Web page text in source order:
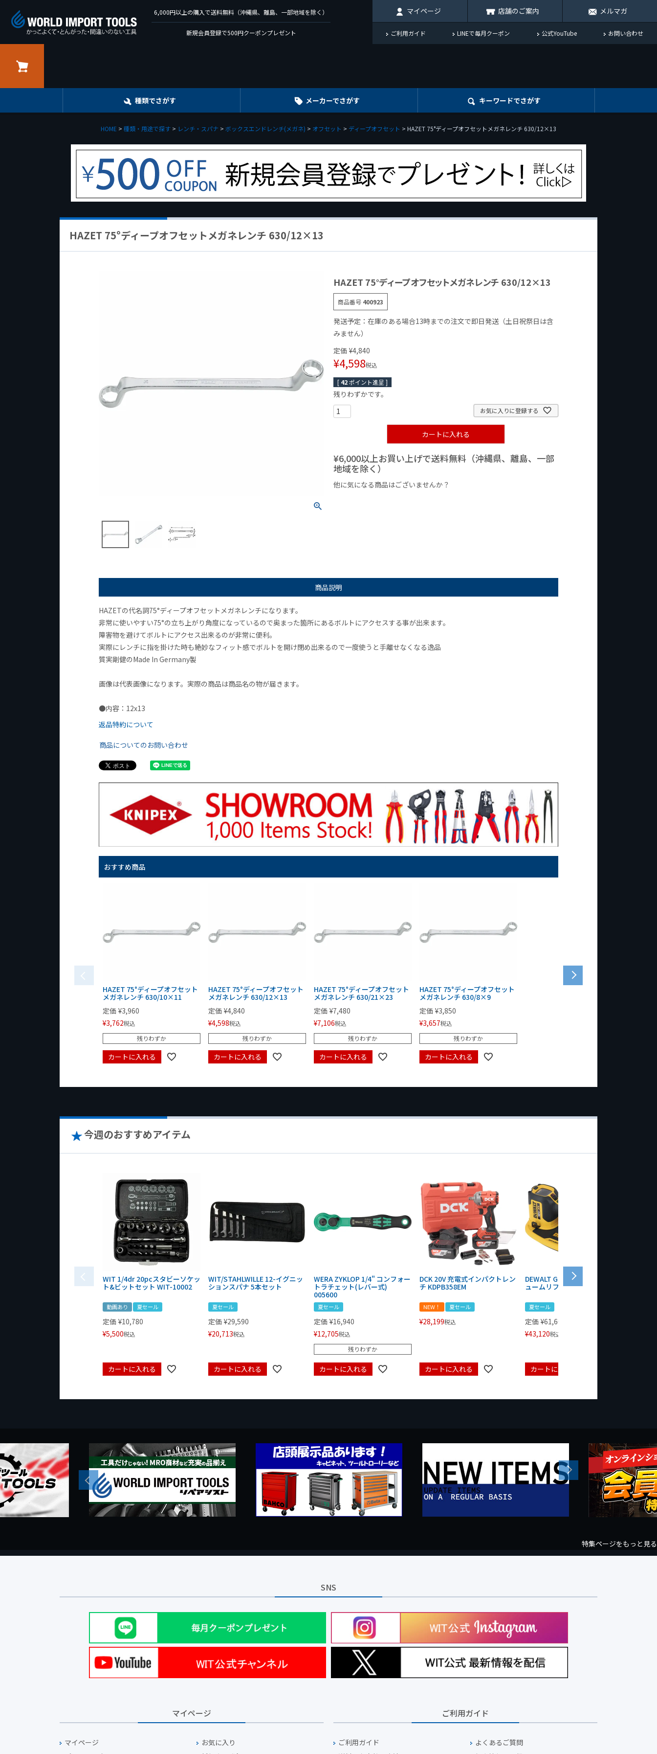
6,000円以上の購入で送料無料（沖縄県、離島、一部地域を除く）
新規会員登録で500円クーポンプレゼント
マイページ 店舗のご案内 メルマガ
ご利用ガイド LINEで毎月クーポン 公式YouTube お問い合わせ
種類でさがす メーカーでさがす キーワードでさがす
HOME 種類・用途で探す レンチ・スパナ ボックスエンドレンチ(メガネ) オフセット ディープオフセット HAZET 75°ディープオフセットメガネレンチ 630/12×13
HAZET 75°ディープオフセットメガネレンチ 630/12×13
HAZET 75°ディープオフセットメガネレンチ 630/12×13
商品番号 400923
発送予定：在庫のある場合13時までの注文で即日発送（土日祝祭日は含
みません）
定価 ¥4,840
¥4,598税込
[ 42ポイント進呈 ]
残りわずかです。
お気に入りに登録する
カートに入れる
¥6,000以上お買い上げで送料無料（沖縄県、離島、一部
地域を除く）
他に気になる商品はございませんか？
商品説明
HAZETの代名詞75°ディープオフセットメガネレンチになります。
非常に使いやすい75°の立ち上がり角度になっているので奥まった箇所にあるボルトにアクセスする事が出来ます。
障害物を避けてボルトにアクセス出来るのが非常に便利。
実際にレンチに指を掛けた時も絶妙なフィット感でボルトを開け閉め出来るので一度使うと手離せなくなる逸品
質実剛健のMade In Germany製
画像は代表画像になります。実際の商品は商品名の物が届きます。
●内容：12x13
返品特約について
商品についてのお問い合わせ
おすすめ商品
HAZET 75°ディープオフセット
メガネレンチ 630/10×11
定価 ¥3,960
¥3,762税込
残りわずか
カートに入れる
HAZET 75°ディープオフセット
メガネレンチ 630/12×13
定価 ¥4,840
¥4,598税込
残りわずか
カートに入れる
HAZET 75°ディープオフセット
メガネレンチ 630/21×23
定価 ¥7,480
¥7,106税込
残りわずか
カートに入れる
HAZET 75°ディープオフセット
メガネレンチ 630/8×9
定価 ¥3,850
¥3,657税込
残りわずか
カートに入れる
今週のおすすめアイテム
WIT 1/4dr 20pcスタビーソケッ
ト&ビットセット WIT-10002
動画あり 夏セール
定価 ¥10,780
¥5,500税込
カートに入れる
WIT/STAHLWILLE 12-イグニッ
ションスパナ 5本セット
夏セール
定価 ¥29,590
¥20,713税込
カートに入れる
WERA ZYKLOP 1/4" コンフォー
トラチェット(レバー式)
005600
夏セール
定価 ¥16,940
¥12,705税込
残りわずか
カートに入れる
DCK 20V 充電式インパクトレン
チ KDPB358EM
NEW！ 夏セール
¥28,199税込
カートに入れる
DEWALT GRABO 18V電動バキ
ュームリフター DCE590N-XJ
夏セール
定価 ¥61,600
¥43,120税込
カートに入れる
Previous
Next
特集ページをもっと見る
SNS
マイページ
マイページ
お気に入り
ご利用ガイド
ご利用ガイド
よくあるご質問